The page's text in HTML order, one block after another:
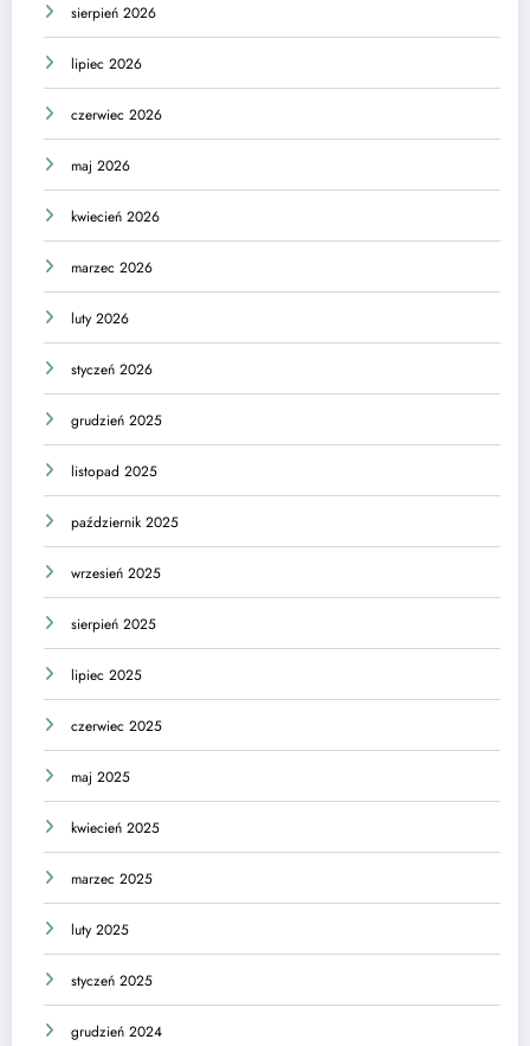
sierpień 2026
lipiec 2026
czerwiec 2026
maj 2026
kwiecień 2026
marzec 2026
luty 2026
styczeń 2026
grudzień 2025
listopad 2025
październik 2025
wrzesień 2025
sierpień 2025
lipiec 2025
czerwiec 2025
maj 2025
kwiecień 2025
marzec 2025
luty 2025
styczeń 2025
grudzień 2024